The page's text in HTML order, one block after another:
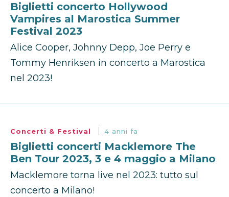
Biglietti concerto Hollywood
Vampires al Marostica Summer
Festival 2023
Alice Cooper, Johnny Depp, Joe Perry e
Tommy Henriksen in concerto a Marostica
nel 2023!
Concerti & Festival 4 anni fa
Biglietti concerti Macklemore The
Ben Tour 2023, 3 e 4 maggio a Milano
Macklemore torna live nel 2023: tutto sul
concerto a Milano!